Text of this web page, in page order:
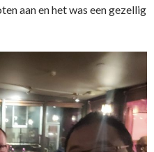
aan en het was een gezellig